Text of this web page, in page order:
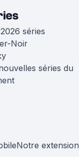
séries
Noir
séries du
Notre extension